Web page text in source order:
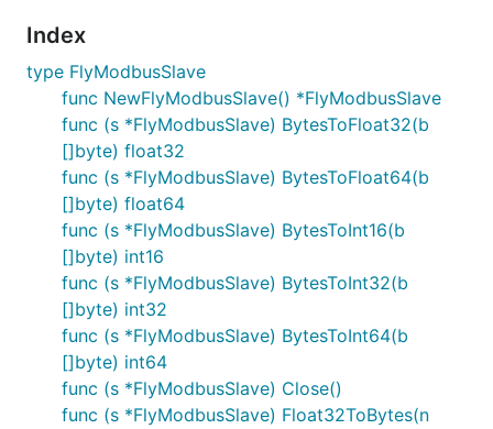
Index
type FlyModbusSlave
func NewFlyModbusSlave() *FlyModbusSlave
func (s *FlyModbusSlave) BytesToFloat32(b
[]byte) float32
func (s *FlyModbusSlave) BytesToFloat64(b
[]byte) float64
func (s *FlyModbusSlave) BytesToInt16(b
[]byte) int16
func (s *FlyModbusSlave) BytesToInt32(b
[]byte) int32
func (s *FlyModbusSlave) BytesToInt64(b
[]byte) int64
func (s *FlyModbusSlave) Close()
func (s *FlyModbusSlave) Float32ToBytes(n